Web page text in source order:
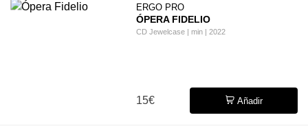
ERGO PRO
ÓPERA FIDELIO
CD Jewelcase | min | 2022
15€ Añadir